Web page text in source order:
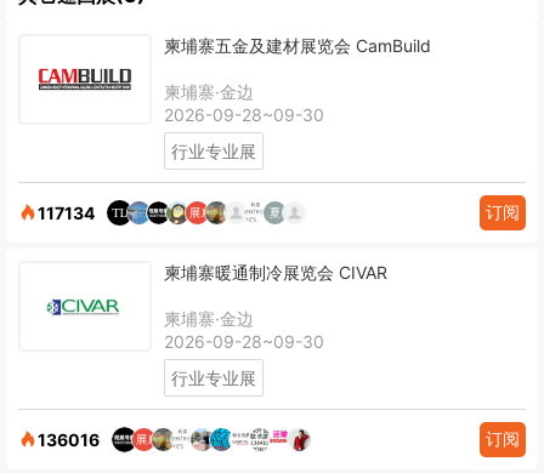
柬埔寨五金及建材展览会 CamBuild
柬埔寨·金边
2026-09-28~09-30
行业专业展
117134 订阅
柬埔寨暖通制冷展览会 CIVAR
柬埔寨·金边
2026-09-28~09-30
行业专业展
136016 订阅